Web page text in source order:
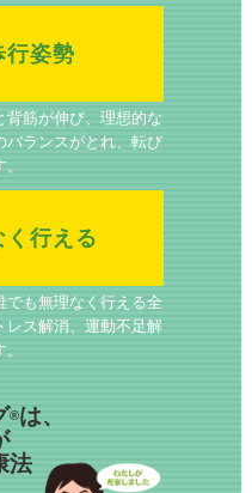
行姿勢
背筋が伸び、理想的な
バランスがとれ、転び
行える
でも無理なく行える全
レス解消、運動不足解
®は、
法